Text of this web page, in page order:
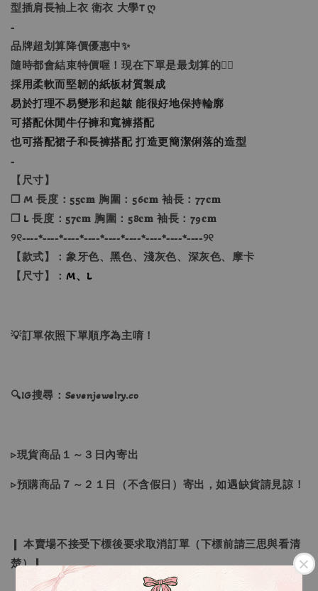
型插肩長袖上衣 衛衣 大學T ღ
-
品牌超划算降價優惠中✨
隨時都會結束特價喔！現在下單是最划算的🙂‍↕️
採用柔軟而堅韌的紙板材質製成
易於打理不易變形和起皺 能很好地保持輪廓
可搭配休閒牛仔褲和寬褲搭配
也可搭配裙子和長褲搭配 打造更簡潔俐落的造型
-
【尺寸】
❐ M 長度：55𝐜𝐦 胸圍：56𝐜𝐦 袖長：77𝐜𝐦
❐ L長度：57𝐜𝐦 胸圍：58𝐜𝐦 袖長：79𝐜𝐦
୨୧----*----*----*----*----*----*----*----*----୨୧
【款式】：象牙色、黑色、淺灰色、深灰色、摩卡
【尺寸】： M、L
💡訂單依照下單順序為主唷！
🔍IG搜尋：Sevenjewelry.co
▹現貨商品１～３日內寄出
▹預購商品７～２１日（不含假日）寄出，如遇缺貨請見諒！
❙ 本賣場不接受下標後要求取消訂單（下標前請三思與看清
楚）❙